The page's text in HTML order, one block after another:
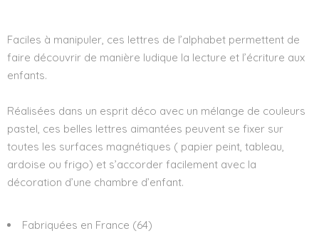
Faciles à manipuler, ces lettres de l’alphabet permettent de
faire découvrir de manière ludique la lecture et l’écriture aux
enfants.
Réalisées dans un esprit déco avec un mélange de couleurs
pastel, ces belles lettres aimantées peuvent se fixer sur
toutes les surfaces magnétiques ( papier peint, tableau,
ardoise ou frigo) et s’accorder facilement avec la
décoration d’une chambre d’enfant.
Fabriquées en France (64)